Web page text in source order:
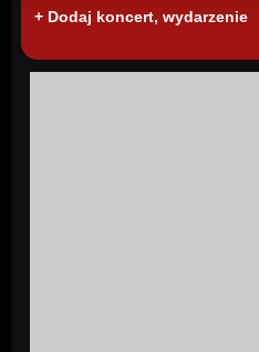
+ Dodaj koncert, wydarzenie